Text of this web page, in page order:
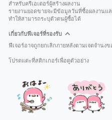
สำหรับครีเอเตอร์ผู้สร้างผลงาน
รายงานยอดขายจะมีข้อมูลวันที่ซื้อผลงานแ
ทำให้สามารถระบุตัวตนผู้ซื้อได้
เกี่ยวกับฟีเจอร์ที่รองรับ
ฟีเจอร์อาจถูกยกเลิกภายหลังตามเจตจำนงข
โปรดแตะที่สติกเกอร์เพื่อดูตัวอย่าง